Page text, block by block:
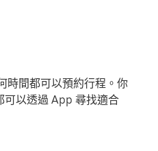
時間都可以預約行程。你
可以透過 App 尋找適合